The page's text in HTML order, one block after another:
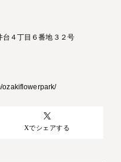
４丁目６番地３２号
ozakiflowerpark/
Xでシェアする